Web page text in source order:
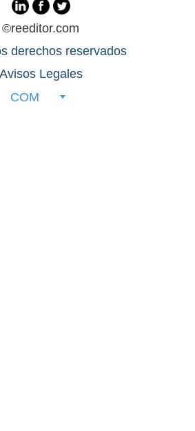
©reeditor.com
derechos reservados
Avisos Legales